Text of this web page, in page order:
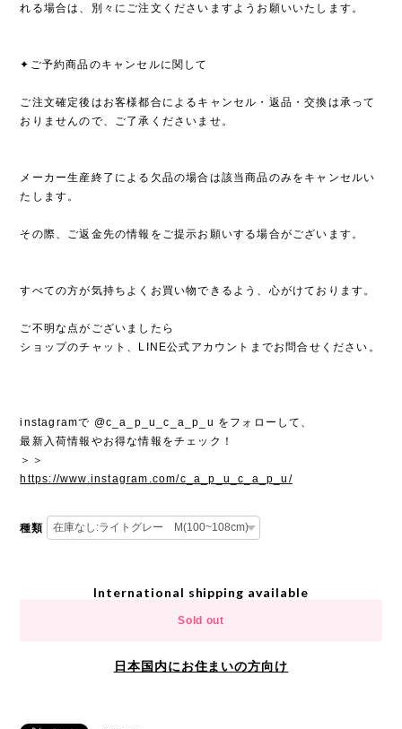
れる場合は、別々にご注文くださいますようお願いいたします。
✦ご予約商品のキャンセルに関して
ご注文確定後はお客様都合によるキャンセル・返品・交換は承って
おりませんので、ご了承くださいませ。
メーカー生産終了による欠品の場合は該当商品のみをキャンセルい
たします。
その際、ご返金先の情報をご提示お願いする場合がございます。
すべての方が気持ちよくお買い物できるよう、心がけております。
ご不明な点がございましたら
ショップのチャット、LINE公式アカウントまでお問合せください。
instagramで @c_a_p_u_c_a_p_u をフォローして、
最新入荷情報やお得な情報をチェック！
＞＞
https://www.instagram.com/c_a_p_u_c_a_p_u/
種類
International shipping available
Sold out
日本国内にお住まいの方向け